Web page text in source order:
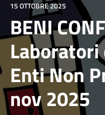
15 OTTOBRE 2025
BENI
Enti Non
nov 2025